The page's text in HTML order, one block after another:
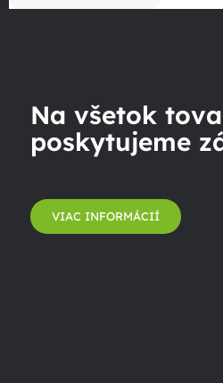
Na všetok
poskytujeme
VIAC INFORMÁCIÍ